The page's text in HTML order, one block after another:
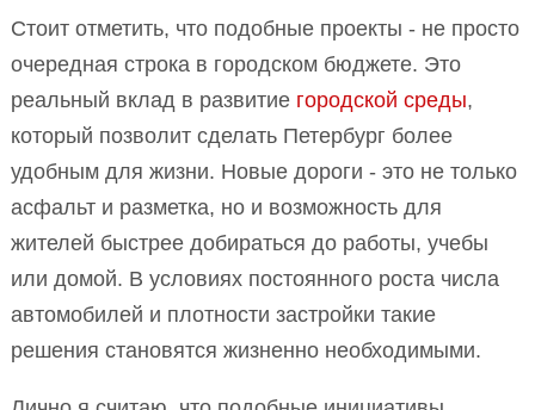
Стоит отметить, что подобные проекты - не просто
очередная строка в городском бюджете. Это
реальный вклад в развитие городской среды,
который позволит сделать Петербург более
удобным для жизни. Новые дороги - это не только
асфальт и разметка, но и возможность для
жителей быстрее добираться до работы, учебы
или домой. В условиях постоянного роста числа
автомобилей и плотности застройки такие
решения становятся жизненно необходимыми.